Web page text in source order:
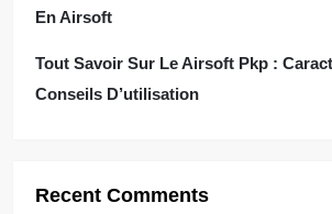
En Airsoft
Tout Savoir Sur Le Airsoft Pkp :
Conseils D’utilisation
Recent Comments